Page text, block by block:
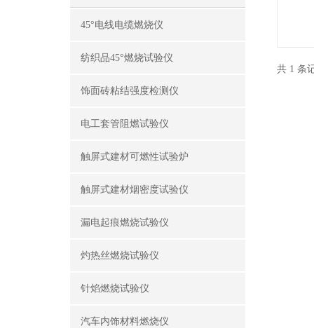
45°电线电缆燃烧仪
纺织品45°燃烧试验仪
饰面砖粘结强度检测仪
电工套管阻燃试验仪
触屏式建材可燃性试验炉
触屏式建材烟密度试验仪
漏电起痕燃烧试验仪
灼热丝燃烧试验仪
针焰燃烧试验仪
汽车内饰材料燃烧仪
共 1 条